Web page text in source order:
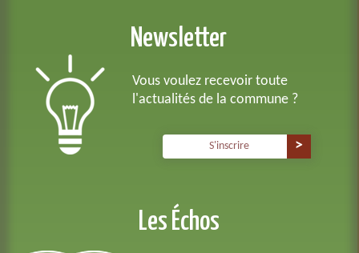
Newsletter
Vous voulez recevoir toute
l'actualités de la commune ?
S'inscrire
Les Échos